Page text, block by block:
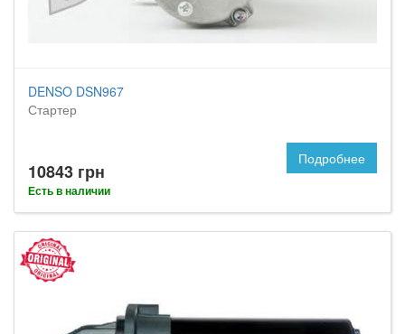
DENSO DSN967
Стартер
10843 грн
Есть в наличии
Подробнее